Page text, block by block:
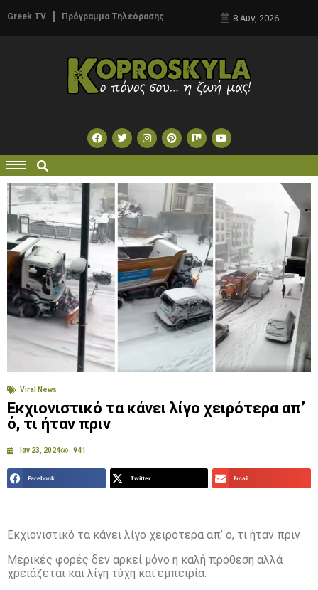
Greek TV Πρόγραμμα Τηλεόρασης 8 Αυγ, 2026
Viral News
Εκχιονιστικό τα κάνει λίγο χειρότερα απ’
ό, τι ήταν πριν
Ιαν 23, 2024 941
Facebook Twitter Email
Εκχιονιστικό τα κάνει λίγο χειρότερα απ’ ό, τι ήταν πριν
Μερικές φορές δεν αρκεί μόνο η καλή πρόθεση αλλά
χρειάζεται και λίγη τύχη και εμπειρία.